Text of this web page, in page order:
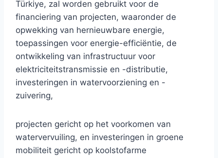
Türkiye, zal worden gebruikt voor de
financiering van projecten, waaronder de
opwekking van hernieuwbare energie,
toepassingen voor energie-efficiëntie, de
ontwikkeling van infrastructuur voor
elektriciteitstransmissie en -distributie,
investeringen in watervoorziening en -
zuivering,
projecten gericht op het voorkomen van
watervervuiling, en investeringen in groene
mobiliteit gericht op koolstofarme